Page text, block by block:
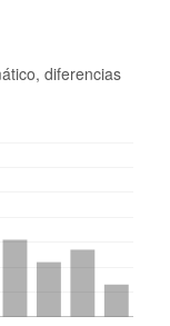
diferencias